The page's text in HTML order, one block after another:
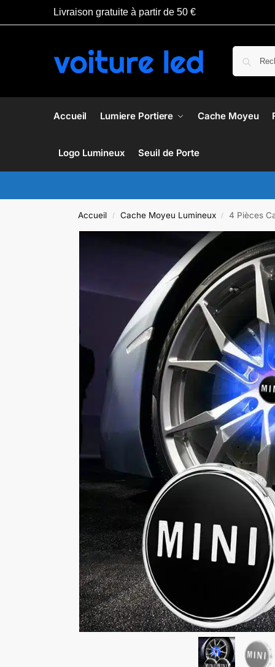
Livraison gratuite à partir de 50 €
Accueil Lumiere Portiere Cache Moyeu
Logo Lumineux Seuil de Porte
Accueil / Cache Moyeu Lumineux / 4 Pièces